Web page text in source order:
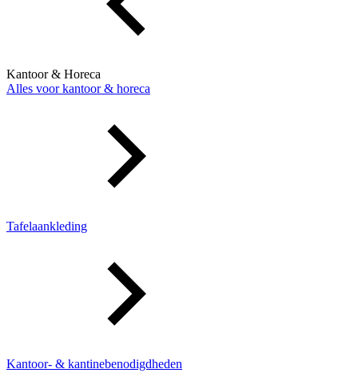
Kantoor & Horeca
Alles voor kantoor & horeca
Tafelaankleding
Kantoor- & kantinebenodigdheden